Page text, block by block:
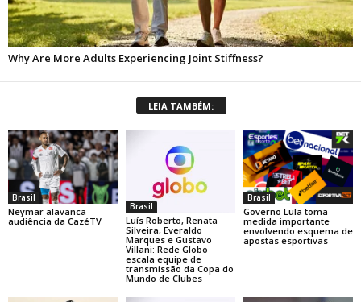
LEIA TAMBÉM:
Brasil
Neymar alavanca
audiência da CazéTV
Brasil
Luís Roberto, Renata
Silveira, Everaldo
Marques e Gustavo
Villani: Rede Globo
escala equipe de
transmissão da Copa do
Mundo de Clubes
Brasil
Governo Lula toma
medida importante
envolvendo esquema de
apostas esportivas